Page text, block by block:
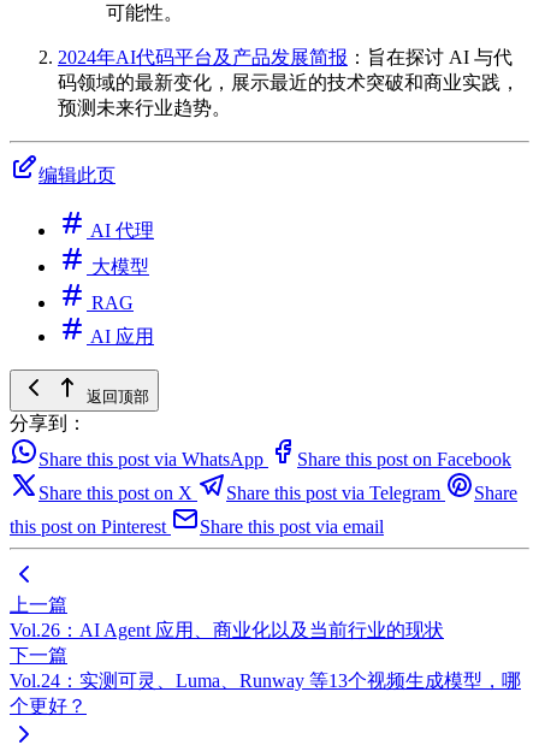
可能性。
2024年AI代码平台及产品发展简报 ：旨在探讨 AI 与代
码领域的最新变化，展示最近的技术突破和商业实践，
预测未来行业趋势。
编辑此页
AI 代理
大模型
RAG
AI 应用
返回顶部
分享到：
Share this post via WhatsApp
Share this post on Facebook
Share this post on X
Share this post via Telegram
Share
this post on Pinterest
Share this post via email
上一篇
Vol.26：AI Agent 应用、商业化以及当前行业的现状
下一篇
Vol.24：实测可灵、Luma、Runway 等13个视频生成模型，哪
个更好？